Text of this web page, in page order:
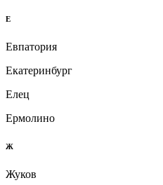
Е
Евпатория
Екатеринбург
Елец
Ермолино
Ж
Жуков